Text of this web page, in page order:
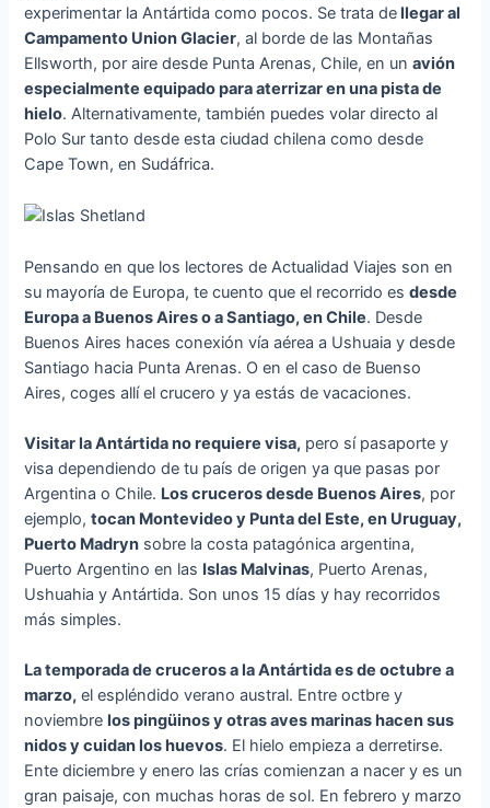
experimentar la Antártida como pocos. Se trata de llegar al
Campamento Union Glacier, al borde de las Montañas
Ellsworth, por aire desde Punta Arenas, Chile, en unavión
especialmente equipado para aterrizar en una pista de
hielo. Alternativamente, también puedes volar directo al
Polo Sur tanto desde esta ciudad chilena como desde
Cape Town, en Sudáfrica.
Pensando en que los lectores de Actualidad Viajes son en
su mayoría de Europa, te cuento que el recorrido esdesde
Europa a Buenos Aires o a Santiago, en Chile. Desde
Buenos Aires haces conexión vía aérea a Ushuaia y desde
Santiago hacia Punta Arenas. O en el caso de Buenso
Aires, coges allí el crucero y ya estás de vacaciones.
Visitar la Antártida no requiere visa, pero sí pasaporte y
visa dependiendo de tu país de origen ya que pasas por
Argentina o Chile. Los cruceros desde Buenos Aires, por
ejemplo,tocan Montevideo y Punta del Este, en Uruguay,
Puerto Madryn sobre la costa patagónica argentina,
Puerto Argentino en las Islas Malvinas, Puerto Arenas,
Ushuahia y Antártida. Son unos 15 días y hay recorridos
más simples.
La temporada de cruceros a la Antártida es de octubre a
marzo, el espléndido verano austral. Entre octbre y
noviembre los pingüinos y otras aves marinas hacen sus
nidos y cuidan los huevos. El hielo empieza a derretirse.
Ente diciembre y enero las crías comienzan a nacer y es un
gran paisaje, con muchas horas de sol. En febrero y marzo